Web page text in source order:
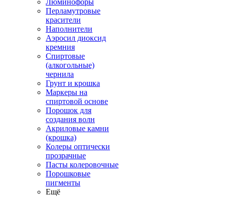
Люминофоры
Перламутровые
красители
Наполнители
Аэросил диоксид
кремния
Спиртовые
(алкогольные)
чернила
Грунт и крошка
Маркеры на
спиртовой основе
Порошок для
создания волн
Акриловые камни
(крошка)
Колеры оптически
прозрачные
Пасты колеровочные
Порошковые
пигменты
Ещё